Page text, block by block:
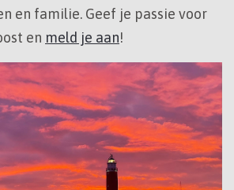
en familie. Geef je passie voor
en meld je aan!